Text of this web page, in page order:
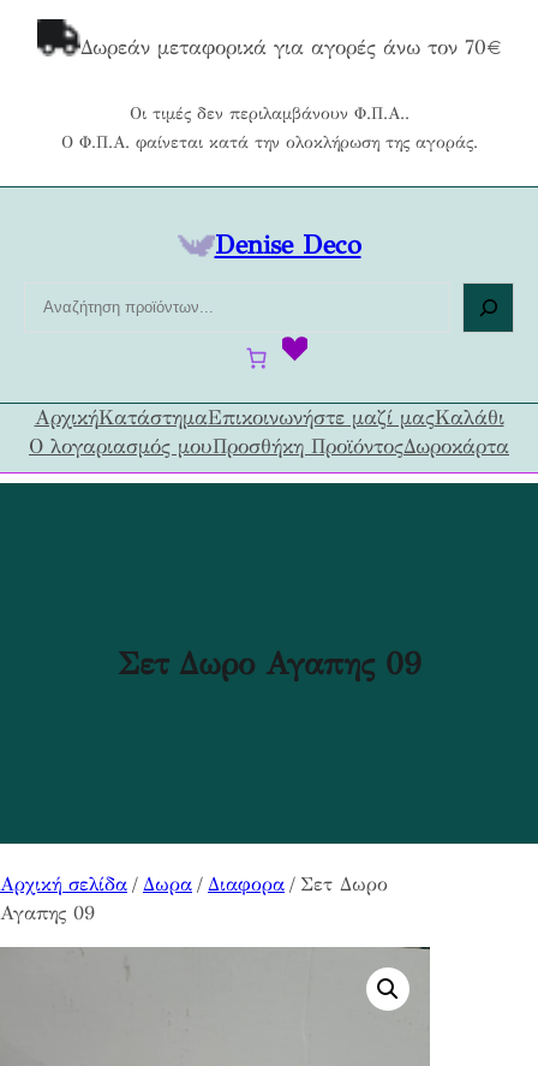
Δωρεάν μεταφορικά για αγορές άνω τον 70€
Οι τιμές δεν περιλαμβάνουν Φ.Π.Α..
Ο Φ.Π.Α. φαίνεται κατά την ολοκλήρωση της αγοράς.
Denise Deco
ή
τ
η
ΑρχικήΚατάστημαΕπικοινωνήστε μαζί μαςΚαλάθι
Ο λογαριασμός μουΠροσθήκη ΠροϊόντοςΔωροκάρτα
Σετ Δωρο Αγαπης 09
Αρχική σελίδα / Δωρα / Διαφορα / Σετ Δωρο
Αγαπης 09